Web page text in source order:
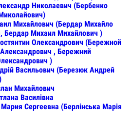
Николаевич (Бербенко
Михайлович (Бердар Михайло
Бердар Михаил Михайлович )
Олександрович (Бережной
, Бережний
)
Васильович (Березюк Андрей
Михайлович
Василівна
Сергеевна (Берлінська Марія